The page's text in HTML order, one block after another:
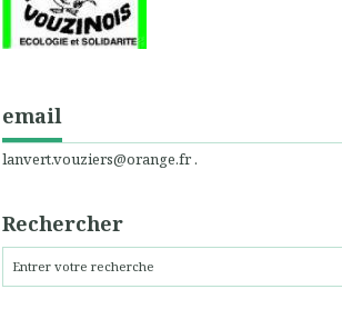
email
lanvert.vouziers@orange.fr .
Rechercher